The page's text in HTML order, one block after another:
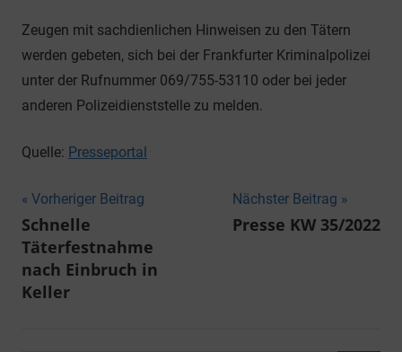
Zeugen mit sachdienlichen Hinweisen zu den Tätern
werden gebeten, sich bei der Frankfurter Kriminalpolizei
unter der Rufnummer 069/755-53110 oder bei jeder
anderen Polizeidienststelle zu melden.
Quelle: Presseportal
Beitragsnavigation
Vorheriger Beitrag
Schnelle
Täterfestnahme
nach Einbruch in
Keller
Nächster Beitrag
Presse KW 35/2022